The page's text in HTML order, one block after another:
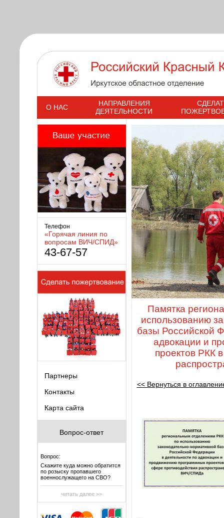
s
О НАС
НАПРАВЛЕНИЯ
ДЕЯТЕЛЬНОСТИ
Телефон
«Горячая линия по
вопросам ВИЧ/СПИД»
43-67-57
Партнеры
Контакты
Карта сайта
Вопрос-ответ
Вопрос:
Скажите куда можно обратится
по розыску пропавшего
военнослужащего на СВО?
читать далее >>
Памятка
использованию
базы Российской
адвокации и
проектов РКК
<< Вернуться в